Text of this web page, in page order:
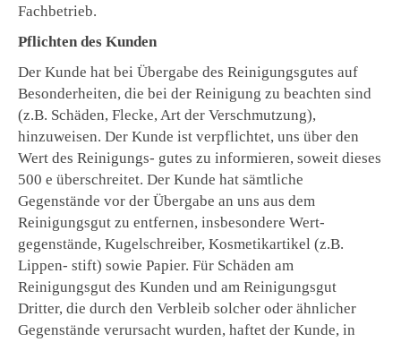
Fachbetrieb.
Pflichten des Kunden
Der Kunde hat bei Übergabe des Reinigungsgutes auf
Besonderheiten, die bei der Reinigung zu beachten sind
(z.B. Schäden, Flecke, Art der Verschmutzung),
hinzuweisen. Der Kunde ist verpflichtet, uns über den
Wert des Reinigungs- gutes zu informieren, soweit dieses
500 e überschreitet. Der Kunde hat sämtliche
Gegenstände vor der Übergabe an uns aus dem
Reinigungsgut zu entfernen, insbesondere Wert-
gegenstände, Kugelschreiber, Kosmetikartikel (z.B.
Lippen- stift) sowie Papier. Für Schäden am
Reinigungsgut des Kunden und am Reinigungsgut
Dritter, die durch den Verbleib solcher oder ähnlicher
Gegenstände verursacht wurden, haftet der Kunde, in